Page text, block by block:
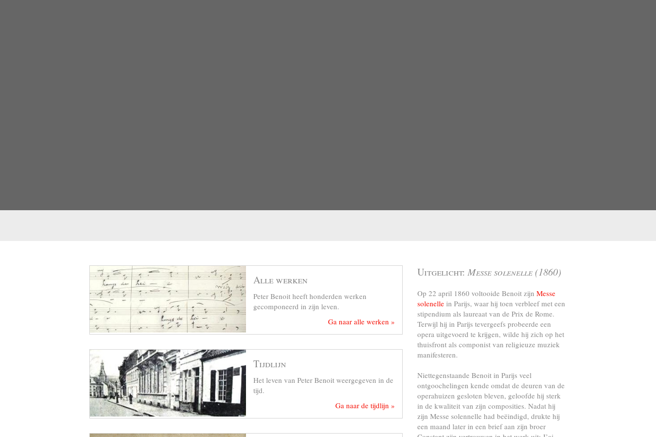
Alle werken
Peter Benoit heeft honderden werken
gecomponeerd in zijn leven.
Ga naar alle werken »
Tijdlijn
Het leven van Peter Benoit weergegeven in de
tijd.
Ga naar de tijdlijn »
Uitgelicht: Messe solenelle (1860)
Op 22 april 1860 voltooide Benoit zijn Messe
solenelle in Parijs, waar hij toen verbleef met een
stipendium als laureaat van de Prix de Rome.
Terwijl hij in Parijs tevergeefs probeerde een
opera uitgevoerd te krijgen, wilde hij zich op het
thuisfront als componist van religieuze muziek
manifesteren.
Niettegenstaande Benoit in Parijs veel
ontgoochelingen kende omdat de deuren van de
operahuizen gesloten bleven, geloofde hij sterk
in de kwaliteit van zijn composities. Nadat hij
zijn Messe solennelle had beëindigd, drukte hij
een maand later in een brief aan zijn broer